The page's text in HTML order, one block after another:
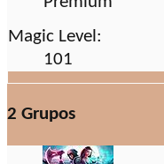
Magic Level:
101
2 Grupos